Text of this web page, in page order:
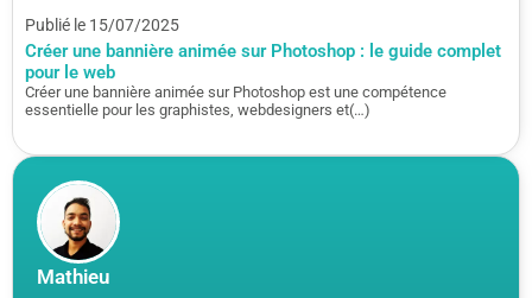
Mathieu
Publié le 15/07/2025
Créer une bannière animée sur Photoshop : le guide complet
pour le web
Créer une bannière animée sur Photoshop est une compétence
essentielle pour les graphistes, webdesigners et(…)